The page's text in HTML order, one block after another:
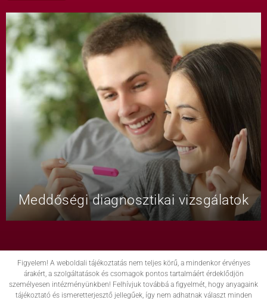
Meddőségi diagnosztikai vizsgálatok
Figyelem! A weboldali tájékoztatás nem teljes körű, a mindenkor érvényes
árakért, a szolgáltatások és csomagok pontos tartalmáért érdeklődjön
személyesen intézményünkben! Felhívjuk továbbá a figyelmét, hogy anyagaink
tájékoztató és ismeretterjesztő jellegűek, így nem adhatnak választ minden